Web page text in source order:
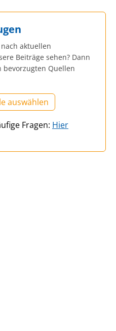
aktuellen
Beiträge sehen? Dann
bevorzugten Quellen
auswählen
Fragen: Hier